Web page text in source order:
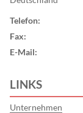
Telefon:
Fax:
E-Mail:
LINKS
Unternehmen